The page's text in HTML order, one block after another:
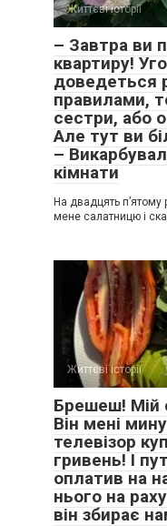
Життєві історії
– Завтра ви
квартиру!
доведеться
правилами,
сестри, або
Але тут ви
–
кімнати
На двадцять
мене салатницю і
Життєві історії
Брешеш! Мій
Він мені
телевізор
гривень! І
оплатив на
нього на
він збирає